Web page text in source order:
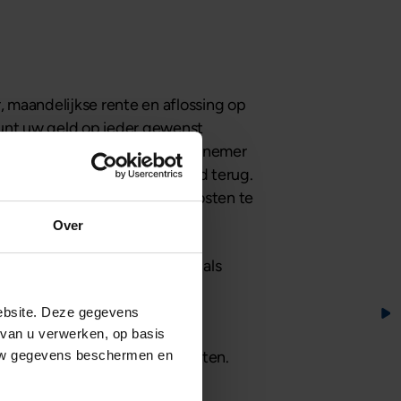
Over
Deze gegevens
u verwerken, op basis
gegevens beschermen en
rente en aflossing op
uw geld op ieder gewenst
iets misgaat en de ondernemer
heeft u nog niet uw geld terug.
om uw financiering en kosten te
maar die kan bij problemen als
Mogelijk verzamelt
met aanbieders van producten.